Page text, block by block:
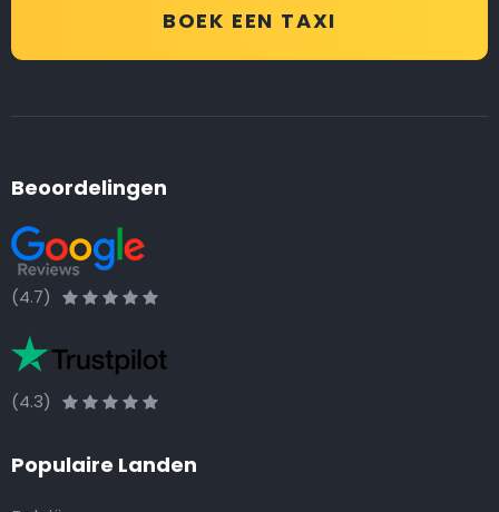
BOEK EEN TAXI
Beoordelingen
(4.7)
(4.3)
Populaire Landen